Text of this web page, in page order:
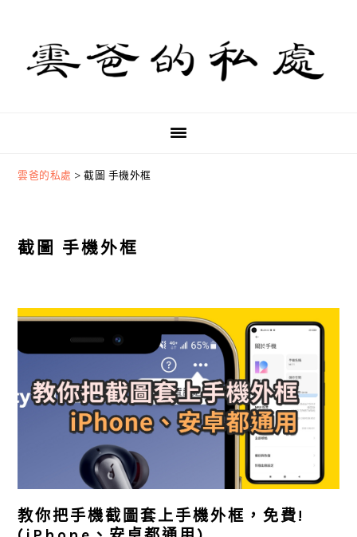
primary
navigation
content
primary
sidebar
雲爸的私處 >截圖 手機外框
截圖 手機外框
教你把手機截圖套上手機外框，免費!